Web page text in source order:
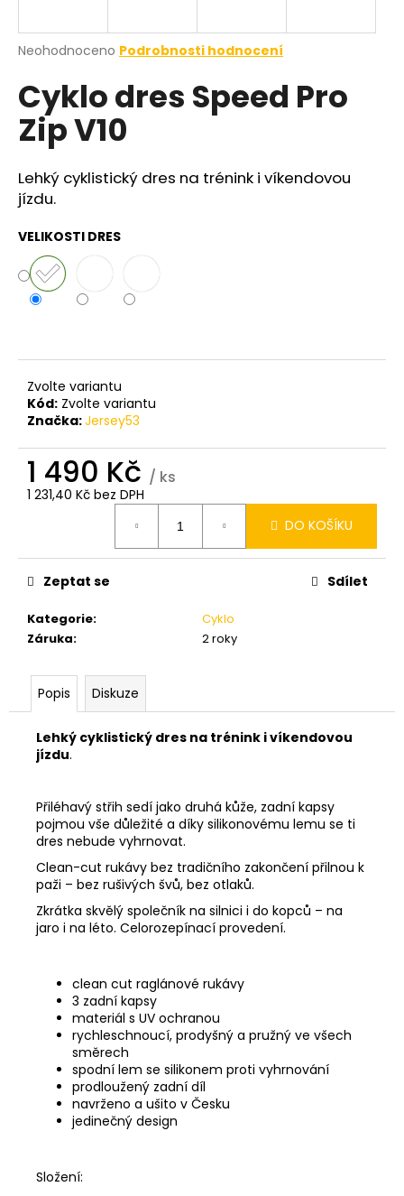
Průměrné
produktu
je
0,0
z
hvězdiček.
Neohodnoceno Podrobnosti hodnocení
Cyklo dres Speed Pro
Zip V10
Lehký cyklistický dres na trénink i víkendovou
jízdu.
VELIKOSTI DRES
Zvolte variantu
Kód: Zvolte variantu
Značka:Jersey53
1 490 Kč / ks
1 231,40 Kč bez DPH
DO KOŠÍKU
Kategorie:
Cyklo
Záruka: 2 roky
Zeptat se Sdílet
Popis Diskuze
Lehký cyklistický dres na trénink i víkendovou
jízdu.
Přiléhavý střih sedí jako druhá kůže, zadní kapsy
pojmou vše důležité a díky silikonovému lemu se ti
dres nebude vyhrnovat.
Clean-cut rukávy bez tradičního zakončení přilnou k
paži – bez rušivých švů, bez otlaků.
Zkrátka skvělý společník na silnici i do kopců – na
jaro i na léto. Celorozepínací provedení.
clean cut raglánové rukávy
3 zadní kapsy
materiál s UV ochranou
rychleschnoucí, prodyšný a pružný ve všech
směrech
spodní lem se silikonem proti vyhrnování
prodloužený zadní díl
navrženo a ušito v Česku
jedinečný design
Složení:
j
t
?